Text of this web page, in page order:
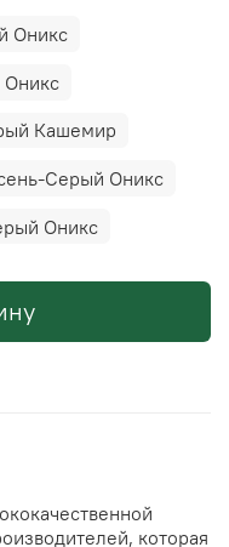
Оникс
Кашемир
Серый Оникс
Оникс
которая